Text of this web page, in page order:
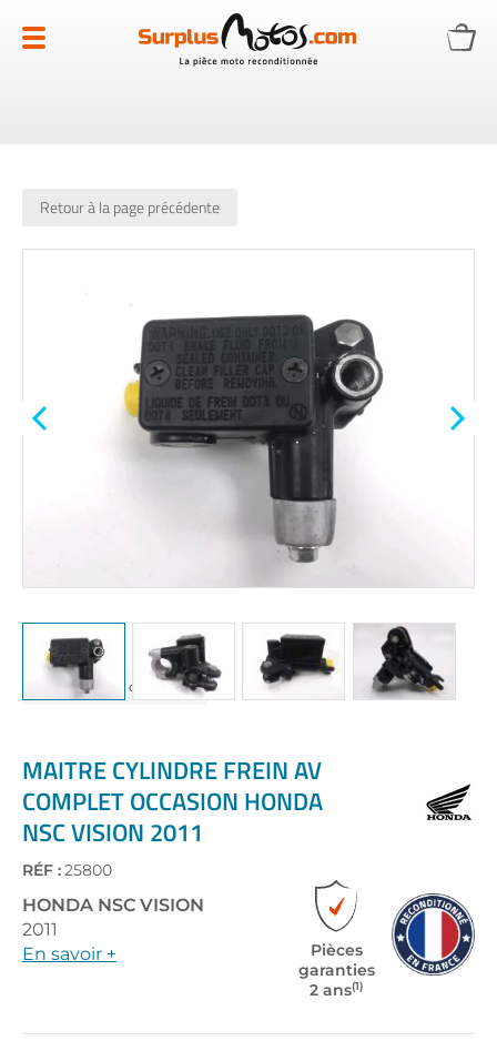
au
contenu
Retour à la page précédente
gallery
the
beginning
of
the
images
gallery
MAITRE CYLINDRE FREIN AV
COMPLET OCCASION HONDA
NSC VISION 2011
RÉF :25800
HONDA NSC VISION
2011
En savoir +
Pièces
garanties
2 ans(1)